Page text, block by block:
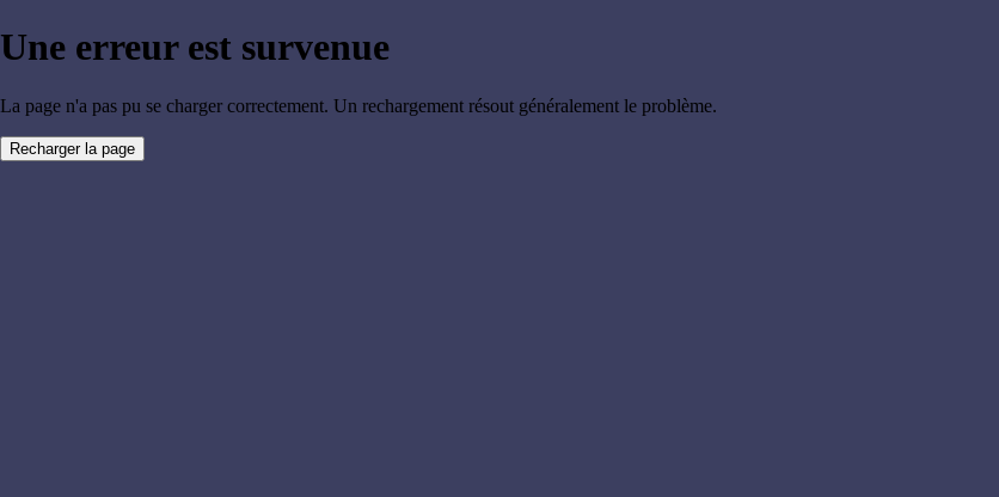
Une erreur est survenue
La page n'a pas pu se charger correctement. Un rechargement résout généralement le problème.
Recharger la page